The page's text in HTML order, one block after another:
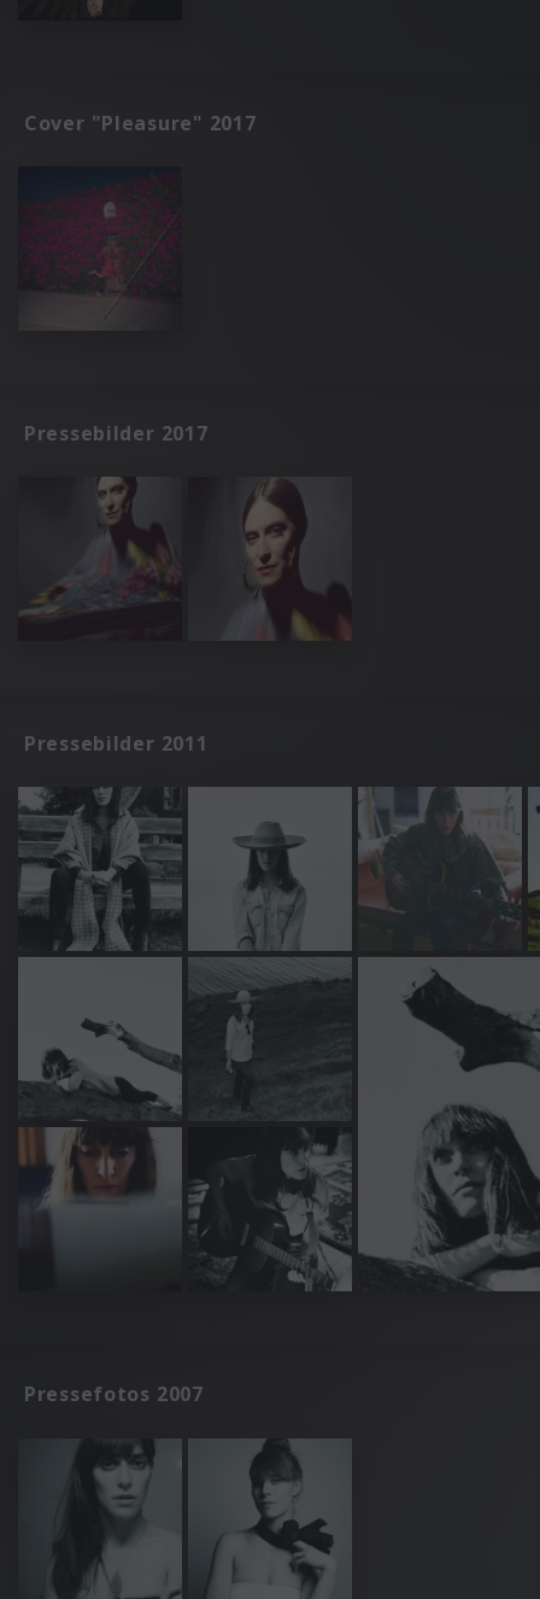
Cover "Pleasure" 2017
Pressebilder 2017
Pressebilder 2011
Pressefotos 2007